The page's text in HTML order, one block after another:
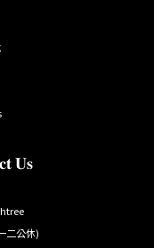
𝐔𝐬
二公休)